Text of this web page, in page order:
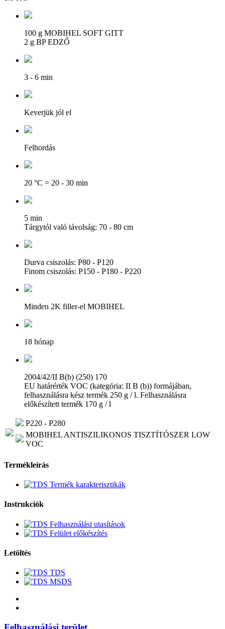
100 g MOBIHEL SOFT GITT
2 g BP EDZŐ
3 - 6 min
Keverjük jól el
Felhordás
20 °C = 20 - 30 min
5 min
Tárgytól való távolság: 70 - 80 cm
Durva csiszolás: P80 - P120
Finom csiszolás: P150 - P180 - P220
Minden 2K filler-el MOBIHEL
18 hónap
2004/42/II B(b) (250) 170
EU határérték VOC (kategória: II B (b)) formájában,
felhasználásra kész termék 250 g / l. Felhasználásra
előkészített termék 170 g / l
P220 - P280
MOBIHEL ANTISZILIKONOS TISZTÍTÓSZER LOW
VOC
Termékleírás
Termék karakterisztikák
Instrukciók
Felhasználási utasítások
Felület előkészítés
Letöltés
TDS
MSDS